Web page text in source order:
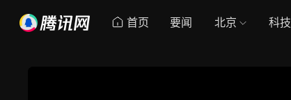
首页 要闻 北京 科技